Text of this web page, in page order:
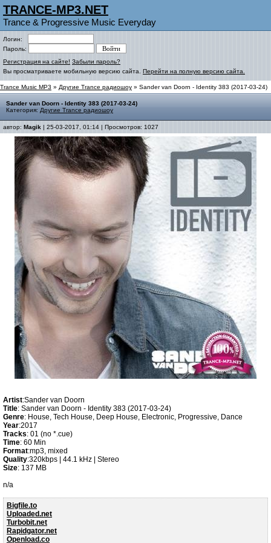
TRANCE-MP3.NET
Trance & Progressive Music Everyday
Логин:
Пароль:
Регистрация на сайте! Забыли пароль?
Вы просматриваете мобильную версию сайта. Перейти на полную версию сайта.
Trance Music MP3 » Другие Trance радиошоу » Sander van Doorn - Identity 383 (2017-03-24)
Sander van Doorn - Identity 383 (2017-03-24)
Категория: Другие Trance радиошоу
автор: Magik | 25-03-2017, 01:14 | Просмотров: 1027
Artist:Sander van Doorn
Title: Sander van Doorn - Identity 383 (2017-03-24)
Genre: House, Tech House, Deep House, Electronic, Progressive, Dance
Year:2017
Tracks: 01 (no *.cue)
Time: 60 Min
Format:mp3, mixed
Quality:320kbps | 44.1 kHz | Stereo
Size: 137 MB
n/a
Bigfile.to
Uploaded.net
Turbobit.net
Rapidgator.net
Openload.co